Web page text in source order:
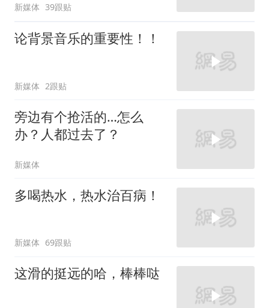
新媒体 39跟贴
论背景音乐的重要性！！
新媒体 2跟贴
旁边有个抢活的…怎么
办？人都过去了？
新媒体
多喝热水，热水治百病！
新媒体 69跟贴
这滑的挺远的哈，棒棒哒